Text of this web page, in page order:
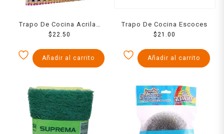
Trapo De Cocina Acrilan
Chico
$ 22.50
Añadir al carrito
Trapo De Cocina Escoces
$ 21.00
Añadir al carrito